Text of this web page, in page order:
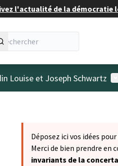
l'actualité de la démocratie
Louise et Joseph Schwartz
Déposez ici vos idées
Merci de bien prendre en
invariants de la